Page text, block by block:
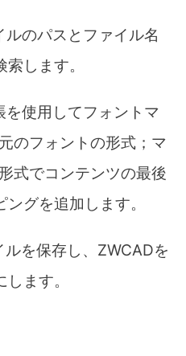
のパスとファイル名
します。
使用してフォントマ
のフォントの形式；マ
式でコンテンツの最後
グを追加します。
を保存し、ZWCADを
ます。